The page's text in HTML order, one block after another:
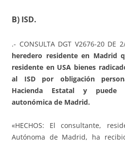
B) ISD.
.- CONSULTA DGT V2676-20 DE
heredero residente en Madrid
residente en USA bienes
al ISD por obligación
Hacienda Estatal y puede
autonómica de Madrid.
«HECHOS: El consultante,
Autónoma de Madrid, ha